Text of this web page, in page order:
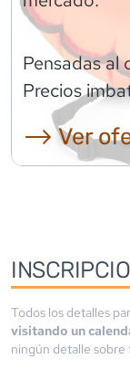
Pensadas al
Precios
⟶ Ver
Todos los detalles
visitando un
ningún detalle sobre